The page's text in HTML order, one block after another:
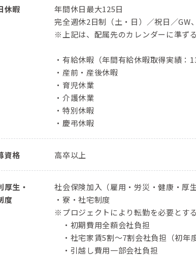
休暇
年間休日最大125日
完全週休2日制（土・日）／祝日／GW
※上記は、配属先のカレンダーに準ずる
・有給休暇（年間有給休暇取得実績：
・産前・産後休暇
・育児休業
・介護休業
・特別休暇
・慶弔休暇
資格 高卒以上
厚生・
度
社会保険加入（雇用・労災・健康・厚生
・寮・社宅制度
※プロジェクトにより転勤を必要とす
・初期費用全額会社負担
・社宅家賃5割～7割会社負担（初年度
・引越し費用一部会社負担